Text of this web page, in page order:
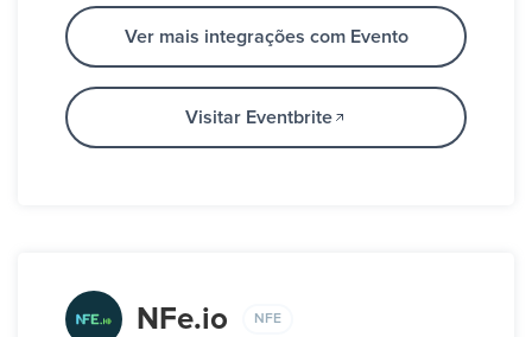
Ver mais integrações com Evento
Visitar Eventbrite
NFe.io NFE